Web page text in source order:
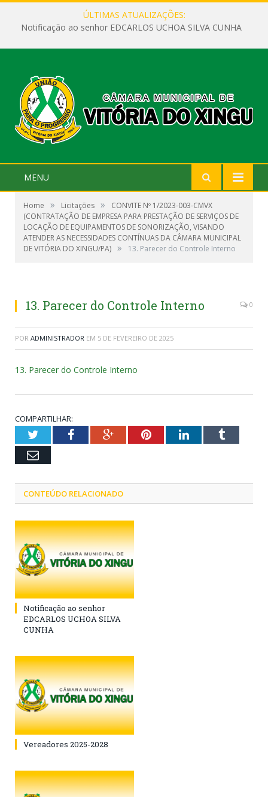
ÚLTIMAS ATUALIZAÇÕES:
Notificação ao senhor EDCARLOS UCHOA SILVA CUNHA
MENU
Home » Licitações »
CONVITE Nº 1/2023-003-CMVX
(CONTRATAÇÃO DE EMPRESA PARA PRESTAÇÃO DE SERVIÇOS DE
LOCAÇÃO DE EQUIPAMENTOS DE SONORIZAÇÃO, VISANDO
ATENDER AS NECESSIDADES CONTÍNUAS DA CÂMARA MUNICIPAL
DE VITÓRIA DO XINGU/PA) » 13. Parecer do Controle Interno
13. Parecer do Controle Interno 0
POR ADMINISTRADOR EM 5 DE FEVEREIRO DE 2025
13. Parecer do Controle Interno
COMPARTILHAR:
TwitterFacebookGoogle+PinterestLinkedInTumblr
Email
CONTEÚDO RELACIONADO
Notificação ao senhor
EDCARLOS UCHOA SILVA
CUNHA
Vereadores 2025-2028